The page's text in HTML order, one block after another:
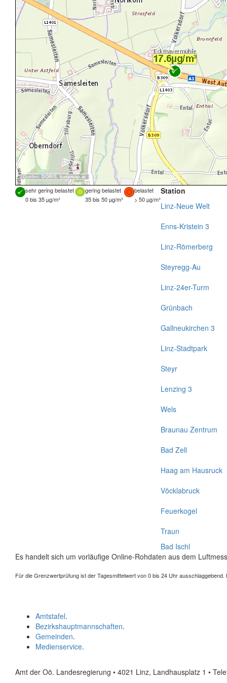
Quellen: DORIS, basemap.at
sehr gering belastet gering belastet
belastet
0 bis 35 µg/m³
35 bis 50 µg/m³ > 50 µg/m³
Station
Linz-Neue Welt
Enns-Kristein 3
Linz-Römerberg
Steyregg-Au
Linz-24er-Turm
Grünbach
Gallneukirchen 3
Linz-Stadtpark
Steyr
Lenzing 3
Wels
Braunau Zentrum
Bad Zell
Haag am Hausruck
Vöcklabruck
Feuerkogel
Traun
Bad Ischl
Es handelt sich um vorläufige Online-Rohdaten aus dem
Für die Grenzwertprüfung ist der Tagesmittelwert von 0 bis 24 Uhr
Amtstafel.
Bezirkshauptmannschaften.
Gemeinden.
Medienservice.
Amt der Oö. Landesregierung • 4021 Linz, Landhausplatz 1 •